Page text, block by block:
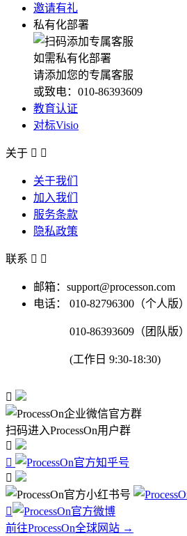
邀请有礼
私有化部署
如需私有化部署
请添加您的专属客服
或致电：010-86393609
教育认证
对标Visio
关于  
关于我们
加入我们
服务条款
隐私政策
联系  
邮箱：support@processon.com
电话：
010-82796300（个人版）
010-86393609（团队版）
(工作日 9:30-18:30)

扫码进入ProcessOn用户群




前往ProcessOn全球网站 →